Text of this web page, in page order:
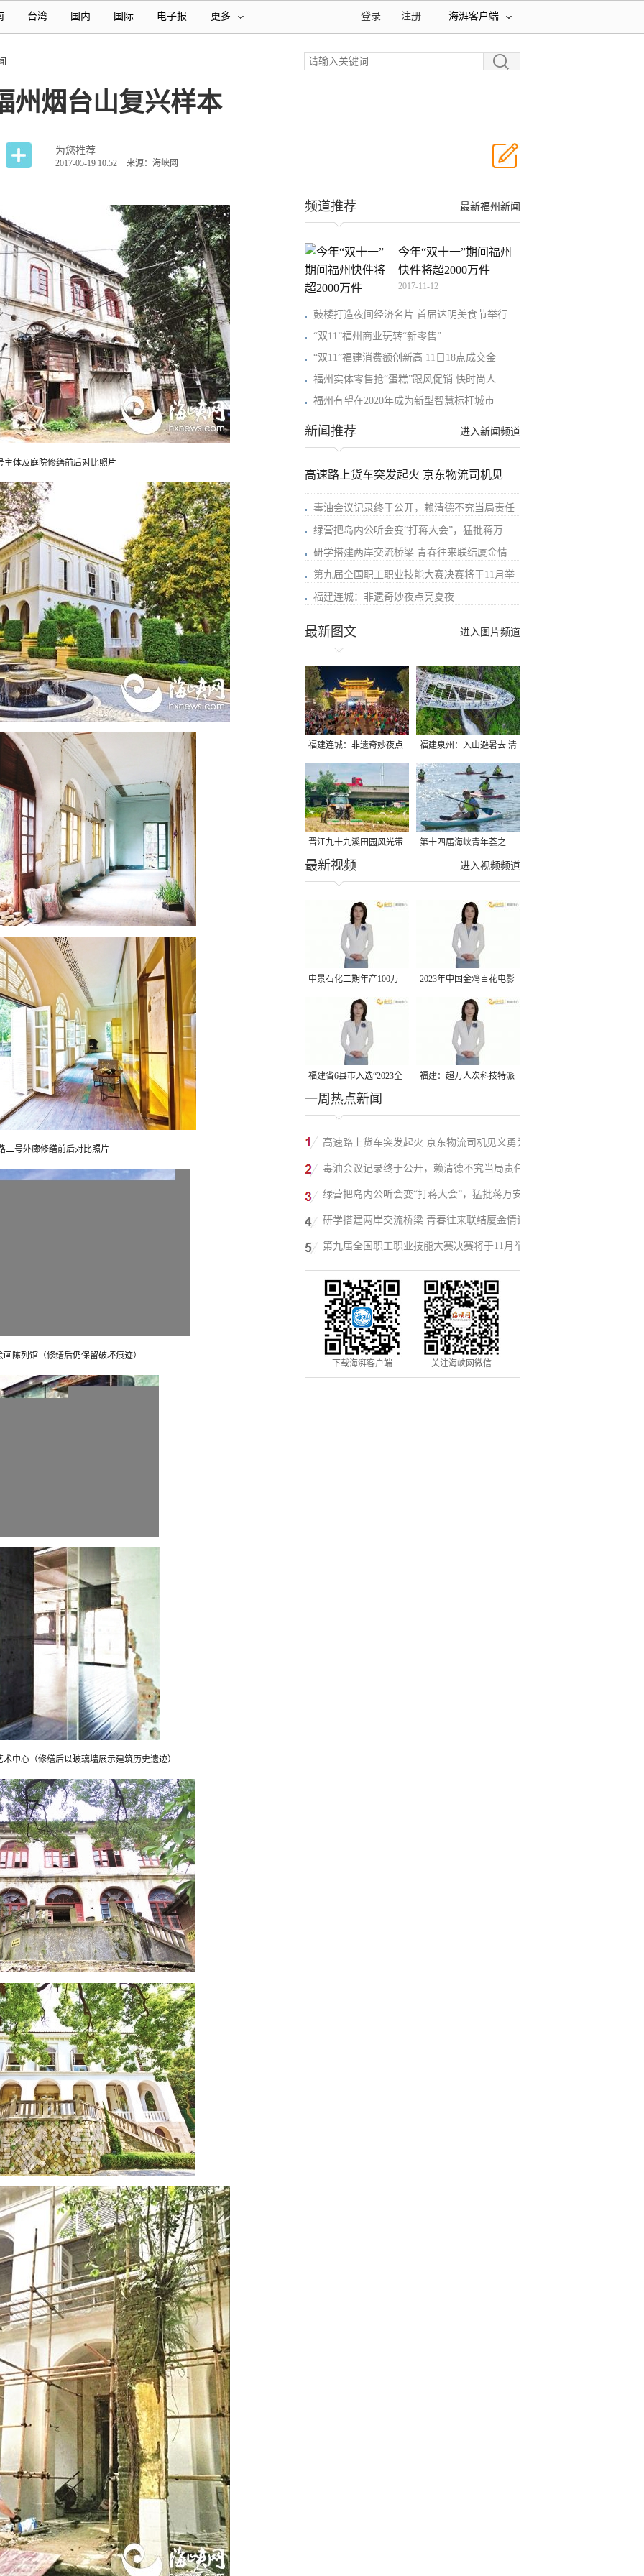
台湾 国内 国际 电子报 更多 海湃客户端
注册
登录
州烟台山复兴样本
为您推荐
2017-05-19 10:52 来源：海峡网
主体及庭院修缮前后对比照片
二号外廊修缮前后对比照片
陈列馆（修缮后仍保留破坏痕迹）
中心（修缮后以玻璃墙展示建筑历史遗迹）
最新福州新闻
频道推荐
今年“双十一”期间福州
快件将超2000万件
2017-11-12
鼓楼打造夜间经济名片 首届达明美食节举行
“双11”福州商业玩转“新零售”
“双11”福建消费额创新高 11日18点成交金
福州实体零售抢“蛋糕”跟风促销 快时尚人
福州有望在2020年成为新型智慧标杆城市
进入新闻频道
新闻推荐
高速路上货车突发起火 京东物流司机见
毒油会议记录终于公开，赖清德不究当局责任
绿营把岛内公听会变“打蒋大会”，猛批蒋万
研学搭建两岸交流桥梁 青春往来联结厦金情
第九届全国职工职业技能大赛决赛将于11月举
福建连城：非遗奇妙夜点亮夏夜
进入图片频道
最新图文
福建连城：非遗奇妙夜点
亮夏夜
福建泉州：入山避暑去 清
凉好惬意
晋江九十九溪田园风光带
千亩早稻迎来成熟收割季
第十四届海峡青年荟之
2026榕台青年大学生水上
进入视频频道
最新视频
中景石化二期年产100万
吨丙烷脱氢项目建成中交
2023年中国金鸡百花电影
节有福电影巡展31日启动
福建省6县市入选“2023全
国县域发展潜力百强县”
福建：超万人次科技特派
一周热点新闻
高速路上货车突发起火 京东物流司机见义勇为
施救挽回损失
毒油会议记录终于公开，赖清德不究当局责任
反甩锅卢秀燕，蓝营点名责任官员要求撤职下
绿营把岛内公听会变“打蒋大会”，猛批蒋万安
废除监察机构主张，遭蓝营搬出蔡英文、赖清
研学搭建两岸交流桥梁 青春往来联结厦金情谊
第九届全国职工职业技能大赛决赛将于11月举
行
下载海湃客户端 关注海峡网微信